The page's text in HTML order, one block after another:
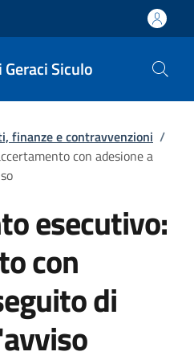
Siculo
finanze e contravvenzioni /
con adesione a
esecutivo:
con
di